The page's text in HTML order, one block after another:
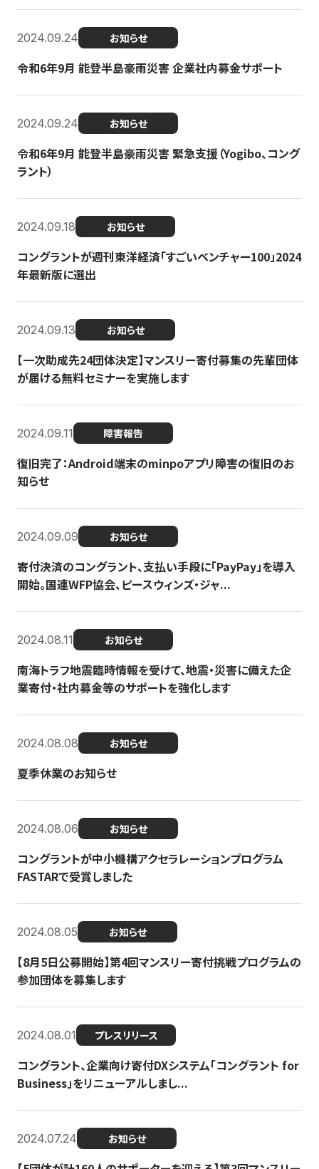
2024.09.24 お知らせ
令和6年9月 能登半島豪雨災害 企業社内募金サポート
2024.09.24 お知らせ
令和6年9月 能登半島豪雨災害 緊急支援（Yogibo、コング
ラント）
2024.09.18 お知らせ
コングラントが週刊東洋経済「すごいベンチャー100」2024
年最新版に選出
2024.09.13 お知らせ
【一次助成先24団体決定】マンスリー寄付募集の先輩団体
が届ける無料セミナーを実施します
2024.09.11 障害報告
復旧完了：Android端末のminpoアプリ障害の復旧のお
知らせ
2024.09.09 お知らせ
寄付決済のコングラント、支払い手段に「PayPay」を導入
開始。国連WFP協会、ピースウィンズ・ジャ...
2024.08.11 お知らせ
南海トラフ地震臨時情報を受けて、地震・災害に備えた企
業寄付・社内募金等のサポートを強化します
2024.08.08 お知らせ
夏季休業のお知らせ
2024.08.06 お知らせ
コングラントが中小機構アクセラレーションプログラム
FASTARで受賞しました
2024.08.05 お知らせ
【8月5日公募開始】第4回マンスリー寄付挑戦プログラムの
参加団体を募集します
2024.08.01 プレスリリース
コングラント、企業向け寄付DXシステム「コングラント for
Business」をリニューアルしまし...
2024.07.24 お知らせ